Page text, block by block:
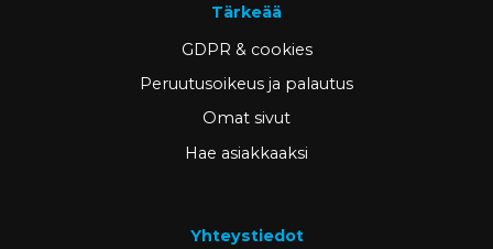
Tärkeää
GDPR & cookies
Peruutusoikeus ja palautus
Omat sivut
Hae asiakkaaksi
Yhteystiedot